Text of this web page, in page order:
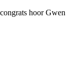
congrats hoor Gwen